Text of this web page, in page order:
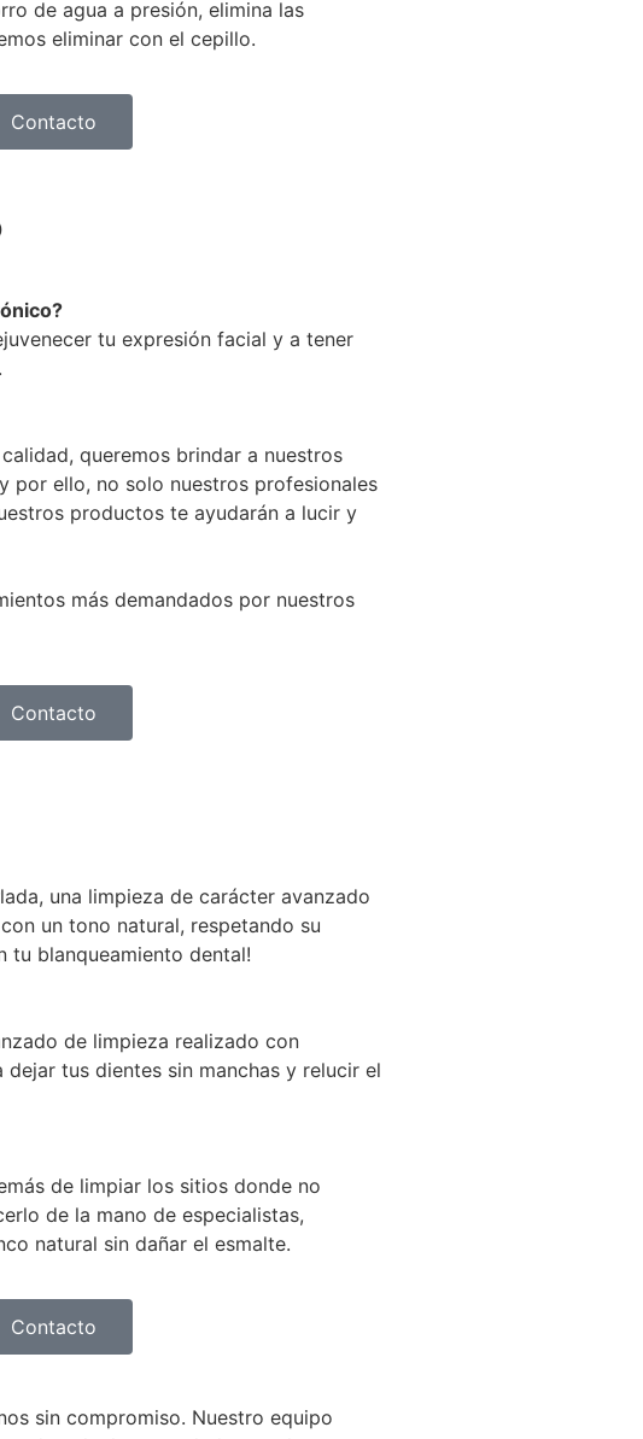
de agua a presión, elimina las
eliminar con el cepillo.
Contacto
tu expresión facial y a tener
queremos brindar a nuestros
por ello, no solo nuestros profesionales
productos te ayudarán a lucir y
más demandados por nuestros
Contacto
una limpieza de carácter avanzado
un tono natural, respetando su
tu blanqueamiento dental!
de limpieza realizado con
tus dientes sin manchas y relucir el
de limpiar los sitios donde no
de la mano de especialistas,
natural sin dañar el esmalte.
Contacto
sin compromiso. Nuestro equipo